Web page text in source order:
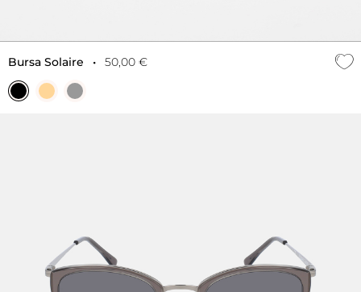
Bursa Solaire • 50,00 €